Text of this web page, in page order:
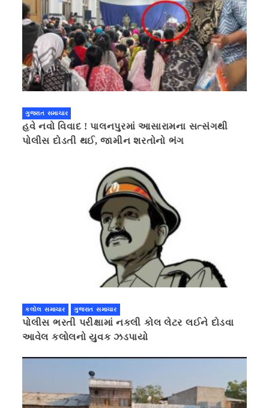
ગુજરાત સમાચાર
હવે નવો વિવાદ ! પાલનપુરમાં આસારામના સત્સંગથી
પોલીસ દોડતી થઈ, જામીન શરતોનો ભંગ
કલોલ સમાચાર ગુજરાત સમાચાર
પોલીસ ભરતી પરીક્ષામાં નકલી કોલ લેટર લઈને દોડવા
આવેલ કલોલનો યુવક ઝડપાયો